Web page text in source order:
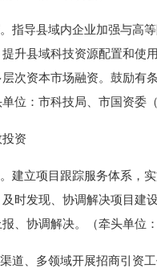
导县域内企业加强与高等
升县域科技资源配置和使
次资本市场融资。鼓励有
位：市科技局、市国资委
资
立项目跟踪服务体系，实
时发现、协调解决项目建
、协调解决。（牵头单位
、多领域开展招商引资工